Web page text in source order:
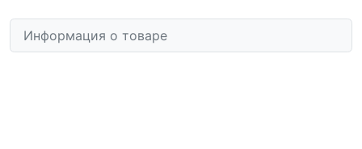
Информация о товаре